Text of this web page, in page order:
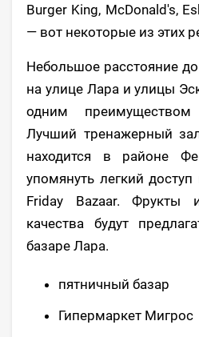
Burger King, McDonald's,
— вот некоторые из этих
Небольшое расстояние
на улице Лара и улицы
одним преимуществом
Лучший тренажерный
находится в районе
упомянуть легкий
Friday Bazaar. Фрукты
качества будут
базаре Лара.
пятничный базар
Гипермаркет Мигрос